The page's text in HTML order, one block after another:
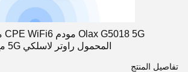
المحمول راوتر لاسلكي 5G مع فتحة بطاقة SIM
تفاصيل المنتج